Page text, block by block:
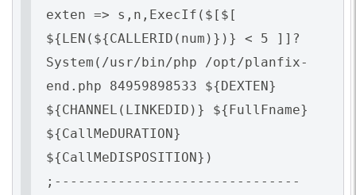
exten => s,n,ExecIf($[$[
${LEN(${CALLERID(num)})} < 5 ]]?
System(/usr/bin/php /opt/planfix-
end.php 84959898533 ${DEXTEN}
${CHANNEL(LINKEDID)} ${FullFname}
${CallMeDURATION}
${CallMeDISPOSITION})
;-------------------------------